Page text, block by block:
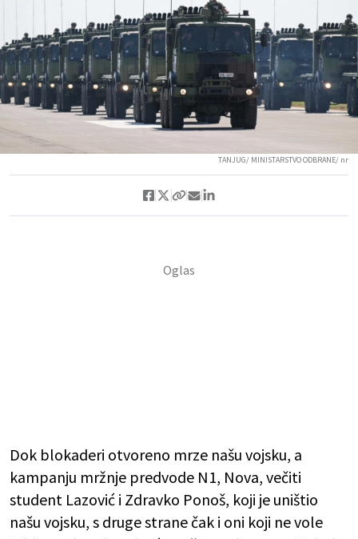
TANJUG/ MINISTARSTVO ODBRANE/ nr
Dok blokaderi otvoreno mrze našu vojsku, a
kampanju mržnje predvode N1, Nova, večiti
student Lazović i Zdravko Ponoš, koji je uništio
našu vojsku, s druge strane čak i oni koji ne vole